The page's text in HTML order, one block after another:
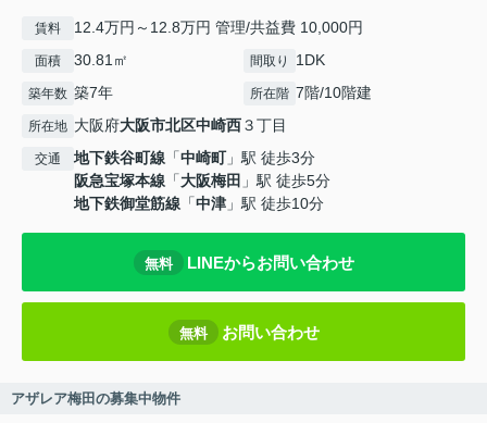
賃料 12.4万円～12.8万円 管理/共益費 10,000円
面積 30.81㎡ 間取り 1DK
築年数 築7年 所在階 7階/10階建
所在地 大阪府大阪市北区中崎西３丁目
交通 地下鉄谷町線 「中崎町」駅 徒歩3分
阪急宝塚本線 「大阪梅田 」駅 徒歩5分
地下鉄御堂筋線 「中津 」駅 徒歩10分
無料 LINEからお問い合わせ
無料 お問い合わせ
アザレア梅田の募集中物件